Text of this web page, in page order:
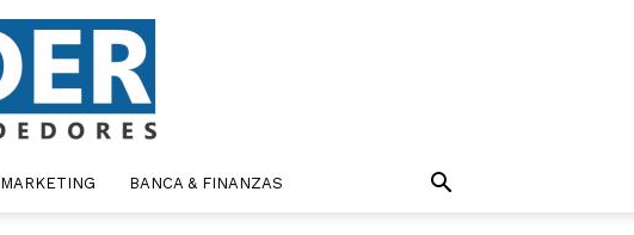
MARKETING BANCA & FINANZAS